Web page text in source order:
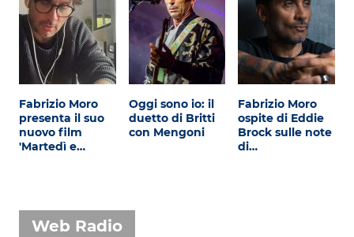
Fabrizio Moro
presenta il suo
nuovo film
'Martedì e…
Oggi sono io: il
duetto di Britti
con Mengoni
Fabrizio Moro
ospite di Eddie
Brock sulle note
di…
Web Radio